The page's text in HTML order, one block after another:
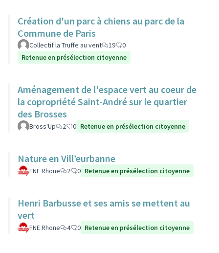
Création d'un parc à chiens au parc de la
Commune de Paris
Collectif la Truffe au vent 19
0
Retenue en présélection citoyenne
Aménagement de l'espace vert au coeur de
la copropriété Saint-André sur le quartier
des Brosses
Bross'Up 2 0 Retenue en présélection citoyenne
Nature en Vill’eurbanne
FNE Rhone 2 0 Retenue en présélection citoyenne
Henri Barbusse et ses amis se mettent au
vert
FNE Rhone 4 0 Retenue en présélection citoyenne